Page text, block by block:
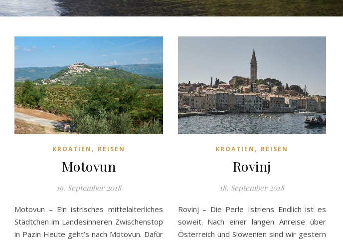
KROATIEN , REISEN
Motovun
19. September 2018
Motovun – Ein istrisches mittelalterliches
Städtchen im Landesinneren Zwischenstop
in Pazin Heute geht’s nach Motovun. Dafür
KROATIEN , REISEN
Rovinj
18. September 2018
Rovinj – Die Perle Istriens Endlich ist es
soweit. Nach einer langen Anreise über
Österreich und Slowenien sind wir gestern